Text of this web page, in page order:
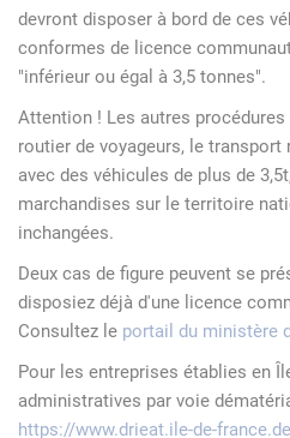
devront disposer à bord de ces
conformes de licence
"inférieur ou égal à 3,5 tonnes".
Attention ! Les autres
routier de voyageurs, le
avec des véhicules de plus de
marchandises sur le territoire
inchangées.
Deux cas de figure peuvent se
disposiez déjà d'une licence
Consultez le portail du ministère
Pour les entreprises établies en
administratives par voie
https://www.drieat.ile-de-